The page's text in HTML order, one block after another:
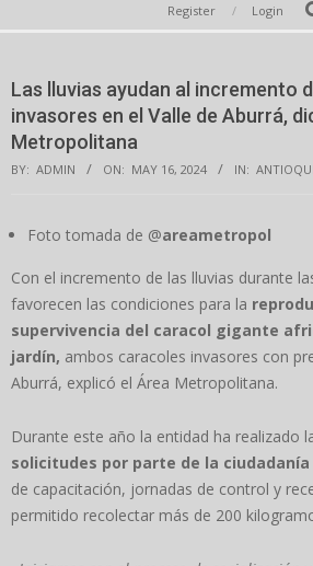
Navigation
Register Login
Las lluvias ayudan al incremento
invasores en el Valle de Aburrá,
Metropolitana
BY: ADMIN ON: MAY 16, 2024 IN:
Foto tomada de @areametropol
Con el incremento de las lluvias durante
favorecen las condiciones para la
supervivencia del caracol gigante
jardín, ambos caracoles invasores con
Aburrá, explicó el Área Metropolitana.
Durante este año la entidad ha realizado
solicitudes por parte de la ciudadanía
de capacitación, jornadas de control y
permitido recolectar más de 200